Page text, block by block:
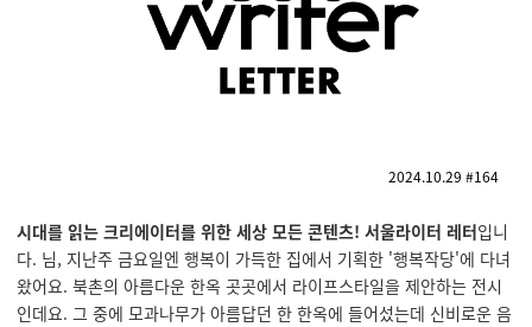
2024.10.29 #164
시대를 읽는 크리에이터를 위한 세상 모든 콘텐츠! 서울라이터 레터입니
다. 님, 지난주 금요일엔 행복이 가득한 집에서 기획한 '행복작당'에 다녀
왔어요. 북촌의 아름다운 한옥 곳곳에서 라이프스타일을 제안하는 전시
인데요. 그 중에 모과나무가 아름답던 한 한옥에 들어섰는데 신비로운 음